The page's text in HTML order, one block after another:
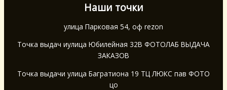
Наши точки
улица Парковая 54, оф rezon
Точка выдач иулица Юбилейная 32В ФОТОЛАБ ВЫДАЧА
ЗАКАЗОВ
Точка выдачи улица Багратиона 19 ТЦ ЛЮКС пав ФОТО
цо